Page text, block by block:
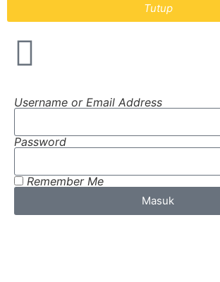
Tutup
Username or Email Address
Password
Remember Me
Masuk